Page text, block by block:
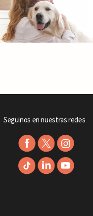
Seguinos en nuestras redes